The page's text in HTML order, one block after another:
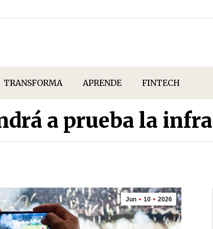
TRANSFORMA APRENDE FINTECH
a prueba la
Jun 10 2026